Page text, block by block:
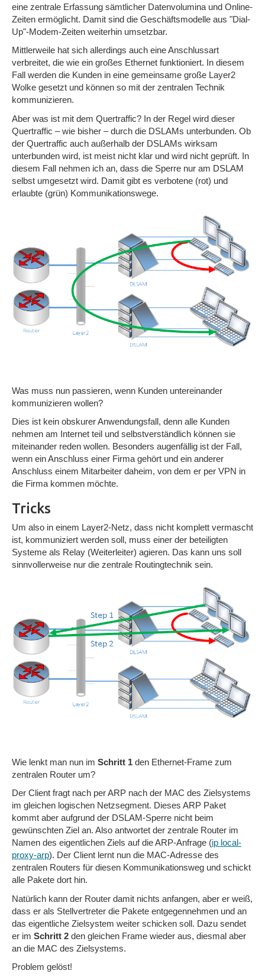
eine zentrale Erfassung sämtlicher Datenvolumina und Online-
Zeiten ermöglicht. Damit sind die Geschäftsmodelle aus "Dial-
Up"-Modem-Zeiten weiterhin umsetzbar.
Mittlerweile hat sich allerdings auch eine Anschlussart
verbreitet, die wie ein großes Ethernet funktioniert. In diesem
Fall werden die Kunden in eine gemeinsame große Layer2
Wolke gesetzt und können so mit der zentralen Technik
kommunizieren.
Aber was ist mit dem Quertraffic? In der Regel wird dieser
Quertraffic – wie bisher – durch die DSLAMs unterbunden. Ob
der Quertraffic auch außerhalb der DSLAMs wirksam
unterbunden wird, ist meist nicht klar und wird nicht geprüft. In
diesem Fall nehmen ich an, dass die Sperre nur am DSLAM
selbst umgesetzt wird. Damit gibt es verbotene (rot) und
erlaubte (grün) Kommunikationswege.
Was muss nun passieren, wenn Kunden untereinander
kommunizieren wollen?
Dies ist kein obskurer Anwendungsfall, denn alle Kunden
nehmen am Internet teil und selbstverständlich können sie
miteinander reden wollen. Besonders augenfällig ist der Fall,
wenn ein Anschluss einer Firma gehört und ein anderer
Anschluss einem Mitarbeiter daheim, von dem er per VPN in
die Firma kommen möchte.
Tricks
Um also in einem Layer2-Netz, dass nicht komplett vermascht
ist, kommuniziert werden soll, muss einer der beteiligten
Systeme als Relay (Weiterleiter) agieren. Das kann uns soll
sinnvollerweise nur die zentrale Routingtechnik sein.
Wie lenkt man nun im Schritt 1 den Ethernet-Frame zum
zentralen Router um?
Der Client fragt nach per ARP nach der MAC des Zielsystems
im gleichen logischen Netzsegment. Dieses ARP Paket
kommt aber aufgrund der DSLAM-Sperre nicht beim
gewünschten Ziel an. Also antwortet der zentrale Router im
Namen des eigentlichen Ziels auf die ARP-Anfrage (ip local-
proxy-arp). Der Client lernt nun die MAC-Adresse des
zentralen Routers für diesen Kommunikationsweg und schickt
alle Pakete dort hin.
Natürlich kann der Router damit nichts anfangen, aber er weiß,
dass er als Stellvertreter die Pakete entgegennehmen und an
das eigentliche Zielsystem weiter schicken soll. Dazu sendet
er im Schritt 2 den gleichen Frame wieder aus, diesmal aber
an die MAC des Zielsystems.
Problem gelöst!